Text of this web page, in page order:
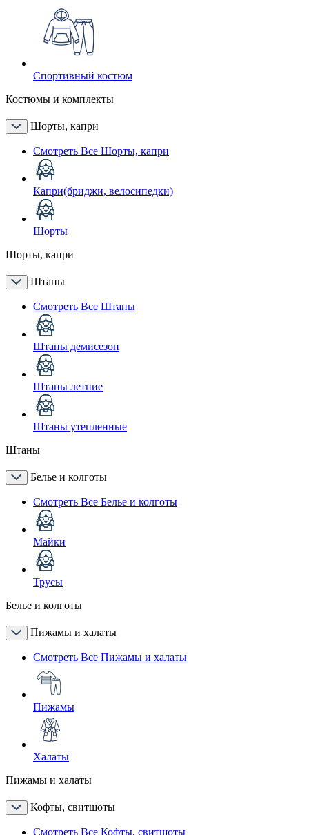
Спортивный костюм
Костюмы и комплекты
Шорты, капри
Смотреть Все Шорты, капри
Капри(бриджи, велосипедки)
Шорты
Шорты, капри
Штаны
Смотреть Все Штаны
Штаны демисезон
Штаны летние
Штаны утепленные
Штаны
Белье и колготы
Смотреть Все Белье и колготы
Майки
Трусы
Белье и колготы
Пижамы и халаты
Смотреть Все Пижамы и халаты
Пижамы
Халаты
Пижамы и халаты
Кофты, свитшоты
Смотреть Все Кофты, свитшоты